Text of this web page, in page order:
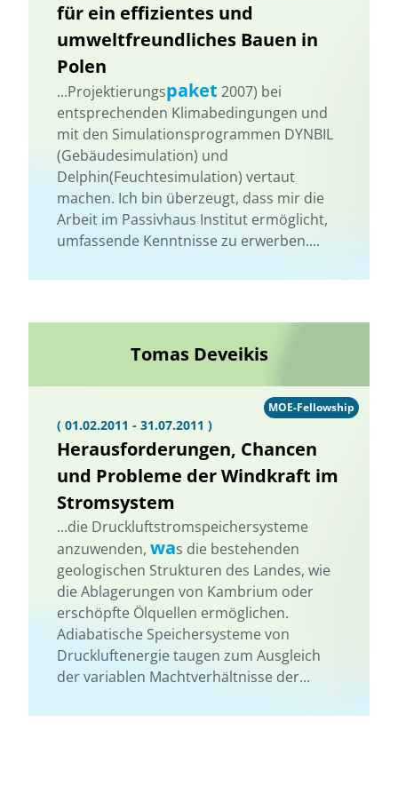
für ein effizientes und
umweltfreundliches Bauen in
Polen
...Projektierungspaket 2007) bei
entsprechenden Klimabedingungen und
mit den Simulationsprogrammen DYNBIL
(Gebäudesimulation) und
Delphin(Feuchtesimulation) vertaut
machen. Ich bin überzeugt, dass mir die
Arbeit im Passivhaus Institut ermöglicht,
umfassende Kenntnisse zu erwerben....
Tomas Deveikis
( 01.02.2011 - 31.07.2011 )
Herausforderungen, Chancen
und Probleme der Windkraft im
Stromsystem
...die Druckluftstromspeichersysteme
anzuwenden, was die bestehenden
geologischen Strukturen des Landes, wie
die Ablagerungen von Kambrium oder
erschöpfte Ölquellen ermöglichen.
Adiabatische Speichersysteme von
Druckluftenergie taugen zum Ausgleich
der variablen Machtverhältnisse der...
MOE-Fellowship